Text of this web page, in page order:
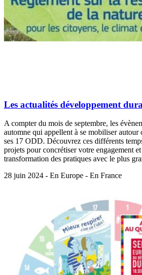
Les actualités développement
A compter du mois de septembre, les
automne qui appellent à se mobiliser autour
ses 17 ODD. Découvrez ces différents
projets pour concrétiser votre engagement
transformation des pratiques avec le plus
28 juin 2024 - En Europe - En France